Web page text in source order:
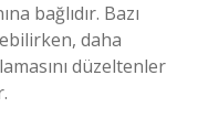
bağlıdır. Bazı
daha
düzeltenler